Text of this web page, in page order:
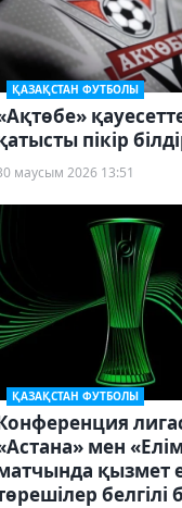
ҚАЗАҚСТАН ФУТБОЛЫ
пікір
маусым 2026 13:51
ҚАЗАҚСТАН ФУТБОЛЫ
мен
қызмет
белгілі